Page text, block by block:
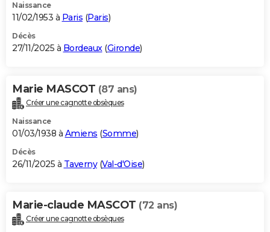
Naissance
11/02/1953 à Paris (Paris)
Décès
27/11/2025 à Bordeaux(Gironde)
Marie MASCOT (87 ans)
Créer une cagnotte obsèques
Naissance
01/03/1938 à Amiens (Somme)
Décès
26/11/2025 à Taverny(Val-d'Oise)
Marie-claude MASCOT (72 ans)
Créer une cagnotte obsèques